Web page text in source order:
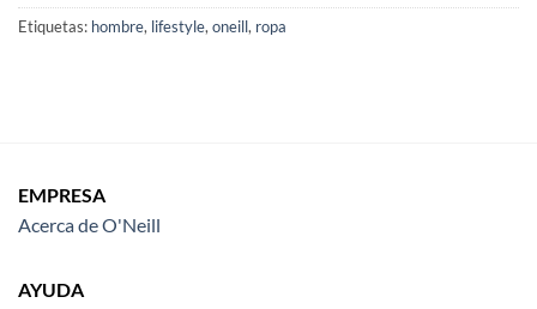
Etiquetas: hombre, lifestyle, oneill, ropa
EMPRESA
Acerca de O'Neill
AYUDA